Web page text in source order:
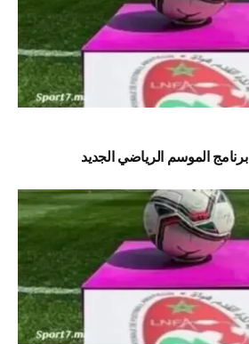
الموسم الرياضي الجديد